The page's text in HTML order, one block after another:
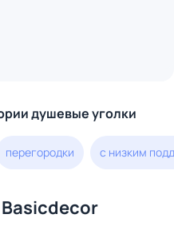
душевые уголки
перегородки с низким